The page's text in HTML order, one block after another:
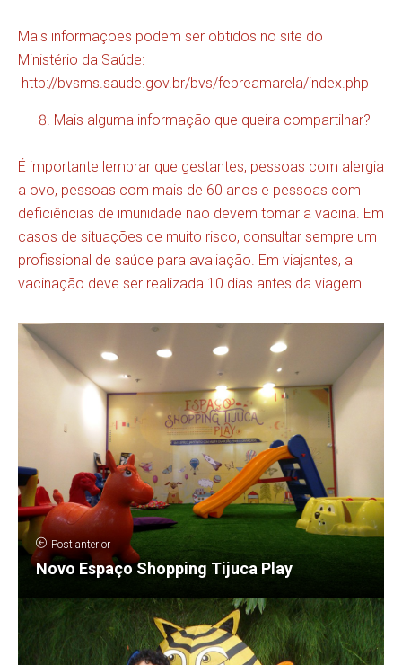
Mais informações podem ser obtidos no site do
Ministério da Saúde:
http://bvsms.saude.gov.br/bvs/febreamarela/index.php
Mais alguma informação que queira compartilhar?
É importante lembrar que gestantes, pessoas com alergia
a ovo, pessoas com mais de 60 anos e pessoas com
deficiências de imunidade não devem tomar a vacina. Em
casos de situações de muito risco, consultar sempre um
profissional de saúde para avaliação. Em viajantes, a
vacinação deve ser realizada 10 dias antes da viagem.
Post anterior
Novo Espaço Shopping Tijuca Play